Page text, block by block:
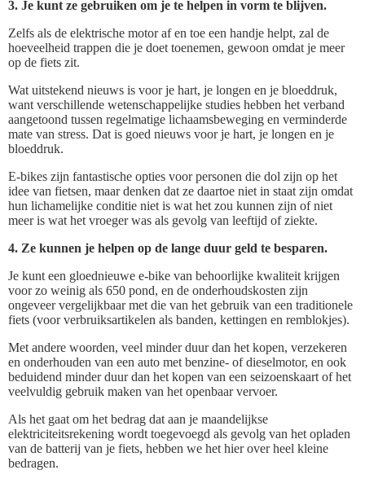
3. Je kunt ze gebruiken om je te helpen in vorm te blijven.
Zelfs als de elektrische motor af en toe een handje helpt, zal de
hoeveelheid trappen die je doet toenemen, gewoon omdat je meer
op de fiets zit.
Wat uitstekend nieuws is voor je hart, je longen en je bloeddruk,
want verschillende wetenschappelijke studies hebben het verband
aangetoond tussen regelmatige lichaamsbeweging en verminderde
mate van stress. Dat is goed nieuws voor je hart, je longen en je
bloeddruk.
E-bikes zijn fantastische opties voor personen die dol zijn op het
idee van fietsen, maar denken dat ze daartoe niet in staat zijn omdat
hun lichamelijke conditie niet is wat het zou kunnen zijn of niet
meer is wat het vroeger was als gevolg van leeftijd of ziekte.
4. Ze kunnen je helpen op de lange duur geld te besparen.
Je kunt een gloednieuwe e-bike van behoorlijke kwaliteit krijgen
voor zo weinig als 650 pond, en de onderhoudskosten zijn
ongeveer vergelijkbaar met die van het gebruik van een traditionele
fiets (voor verbruiksartikelen als banden, kettingen en remblokjes).
Met andere woorden, veel minder duur dan het kopen, verzekeren
en onderhouden van een auto met benzine- of dieselmotor, en ook
beduidend minder duur dan het kopen van een seizoenskaart of het
veelvuldig gebruik maken van het openbaar vervoer.
Als het gaat om het bedrag dat aan je maandelijkse
elektriciteitsrekening wordt toegevoegd als gevolg van het opladen
van de batterij van je fiets, hebben we het hier over heel kleine
bedragen.